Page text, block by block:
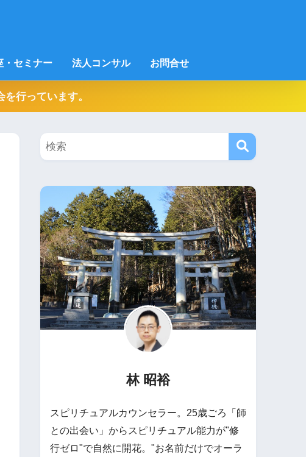
・セミナー 法人コンサル お問合せ
行っています。
林 昭裕
スピリチュアルカウンセラー。25歳ごろ「師
との出会い」からスピリチュアル能力が"修
行ゼロ"で自然に開花。"お名前だけでオーラ